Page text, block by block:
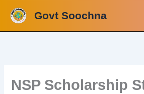
content
Govt Soochna
NSP Scholarship